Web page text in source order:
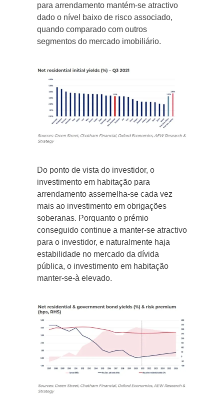
para arrendamento mantém-se atractivo
dado o nível baixo de risco associado,
quando comparado com outros
segmentos do mercado imobiliário.
Do ponto de vista do investidor, o
investimento em habitação para
arrendamento assemelha-se cada vez
mais ao investimento em obrigações
soberanas. Porquanto o prémio
conseguido continue a manter-se atractivo
para o investidor, e naturalmente haja
estabilidade no mercado da dívida
pública, o investimento em habitação
manter-se-à elevado.